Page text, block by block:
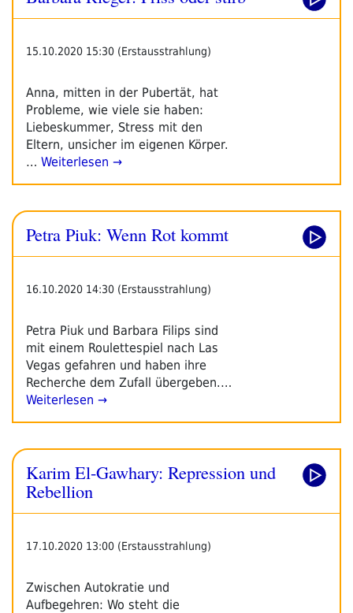
15.10.2020 15:30 (Erstausstrahlung)
Anna, mitten in der Pubertät, hat
Probleme, wie viele sie haben:
Liebeskummer, Stress mit den
Eltern, unsicher im eigenen Körper.
… Weiterlesen →
Petra Piuk: Wenn Rot kommt
16.10.2020 14:30 (Erstausstrahlung)
Petra Piuk und Barbara Filips sind
mit einem Roulettespiel nach Las
Vegas gefahren und haben ihre
Recherche dem Zufall übergeben.…
Weiterlesen →
Karim El-Gawhary: Repression und
Rebellion
17.10.2020 13:00 (Erstausstrahlung)
Zwischen Autokratie und
Aufbegehren: Wo steht die